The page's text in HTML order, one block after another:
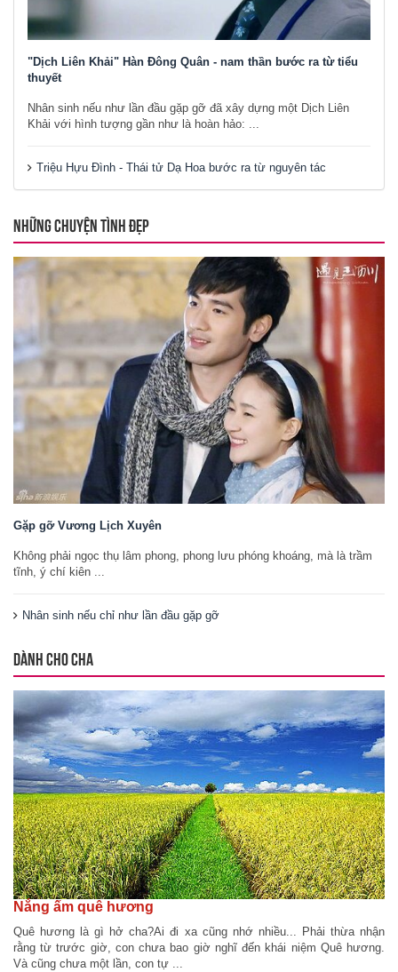
"Dịch Liên Khải" Hàn Đông Quân - nam thần bước ra từ tiểu
thuyết
Nhân sinh nếu như lần đầu gặp gỡ đã xây dựng một Dịch Liên
Khải với hình tượng gần như là hoàn hảo: ...
Triệu Hựu Đình - Thái tử Dạ Hoa bước ra từ nguyên tác
NHỮNG CHUYỆN TÌNH ĐẸP
Gặp gỡ Vương Lịch Xuyên
Không phải ngọc thụ lâm phong, phong lưu phóng khoáng, mà là trầm
tĩnh, ý chí kiên ...
Nhân sinh nếu chỉ như lần đầu gặp gỡ
DÀNH CHO CHA
Nắng ấm quê hương
Quê hương là gì hở cha?Ai đi xa cũng nhớ nhiều... Phải thừa nhận
rằng từ trước giờ, con chưa bao giờ nghĩ đến khái niệm Quê hương.
Và cũng chưa một lần, con tự ...